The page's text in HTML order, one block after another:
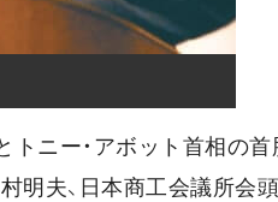
ニー・アボット首相の
明夫、日本商工会議所会